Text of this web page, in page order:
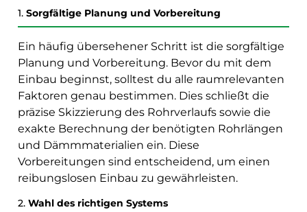
1. Sorgfältige Planung und Vorbereitung
Ein häufig übersehener Schritt ist die sorgfältige
Planung und Vorbereitung. Bevor du mit dem
Einbau beginnst, solltest du alle raumrelevanten
Faktoren genau bestimmen. Dies schließt die
präzise Skizzierung des Rohrverlaufs sowie die
exakte Berechnung der benötigten Rohrlängen
und Dämmmaterialien ein. Diese
Vorbereitungen sind entscheidend, um einen
reibungslosen Einbau zu gewährleisten.
2. Wahl des richtigen Systems